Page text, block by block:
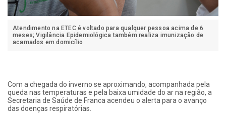
Atendimento na ETEC é voltado para qualquer pessoa acima de 6
meses; Vigilância Epidemiológica também realiza imunização de
acamados em domicílio
Com a chegada do inverno se aproximando, acompanhada pela
queda nas temperaturas e pela baixa umidade do ar na região, a
Secretaria de Saúde de Franca acendeu o alerta para o avanço
das doenças respiratórias.